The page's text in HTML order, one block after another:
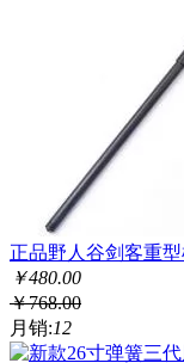
正品野人谷剑客重
￥480.00
￥768.00
月销:12